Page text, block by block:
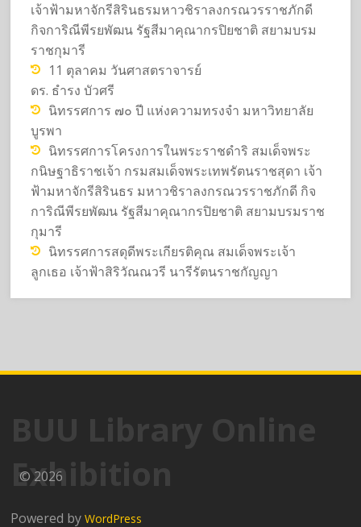
เจ้าฟ้ามหาจักรีสิรินธรมหาวชิราลงกรณวรราชภักดี
กิจการิณีพีรยพัฒน รัฐสีมาคุณากรปิยชาติ สยามบรม
ราชกุมารี
11 ตุลาคม วันศาสตราจารย์
ดร. ธำรง บัวศรี
นิทรรศการ ๗๐ ปี แห่งความทรงจำ มหาวิทยาลัย
บูรพา
นิทรรศการโครงการในพระราชดำริ สมเด็จพระ
กนิษฐาธิราชเจ้า กรมสมเด็จพระเทพรัตนราชสุดา เจ้า
ฟ้ามหาจักรีสิรินธร มหาวชิราลงกรณวรราชภักดี กิจ
การิณีพีรยพัฒน รัฐสีมาคุณากรปิยชาติ สยามบรมราช
กุมารี
นิทรรศการสดุดีพระเกียรติคุณ สมเด็จพระเจ้า
ลูกเธอ เจ้าฟ้าสิริวัณณวรี นารีรัตนราชกัญญา
BUU Library Online
Exhibition
© 2026
Powered byWordPress